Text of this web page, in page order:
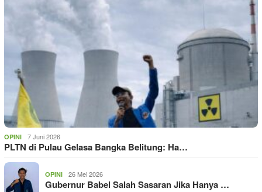
OPINI 7 Juni 2026
PLTN di Pulau Gelasa Bangka Belitung: Ha…
OPINI 26 Mei 2026
Gubernur Babel Salah Sasaran Jika Hanya …